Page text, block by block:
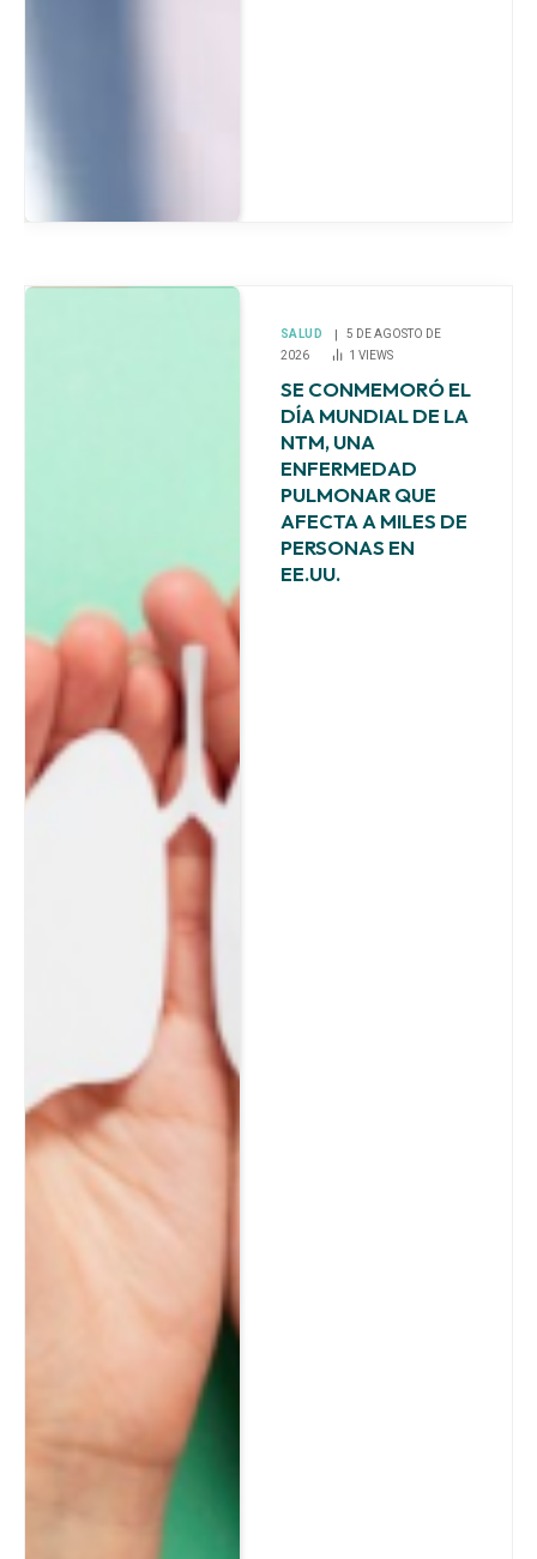
SALUD
5 DE AGOSTO DE
2026
1 VIEWS
SE CONMEMORÓ EL
DÍA MUNDIAL DE LA
NTM, UNA
ENFERMEDAD
PULMONAR QUE
AFECTA A MILES DE
PERSONAS EN
EE.UU.